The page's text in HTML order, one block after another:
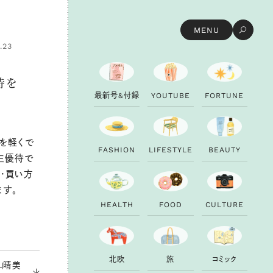
MENU
を
軽くで
優待で
買い方
。
晴美
最新号&付録 YOUTU B E FORTU N E
FAS H ION LI FESTYLE B EAUTY
H EALTH FOOD CU LTU RE
北欧 旅 コ ミ ック